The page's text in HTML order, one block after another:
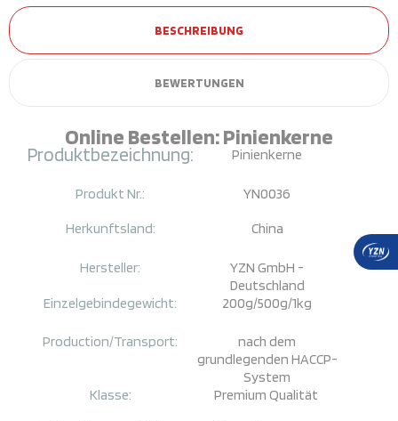
BESCHREIBUNG
BEWERTUNGEN
Online Bestellen: Pinienkerne
Produktbezeichnung: Pinienkerne
Produkt Nr.: YN0036
Herkunftsland: China
Hersteller:
YZN GmbH -
Deutschland
Einzelgebindegewicht:
200g/500g/1kg
Production/Transport:
nach dem
grundlegenden HACCP-
System
Klasse:
Premium Qualität